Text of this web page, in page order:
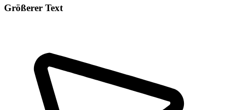
Größerer Text